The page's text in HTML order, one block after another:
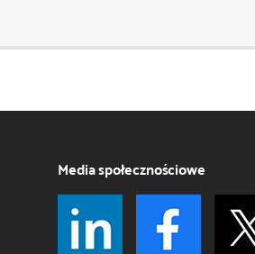
Media społecznościowe